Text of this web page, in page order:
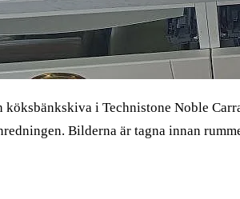
köksbänkskiva i Technistone Noble
Bilderna är tagna innan